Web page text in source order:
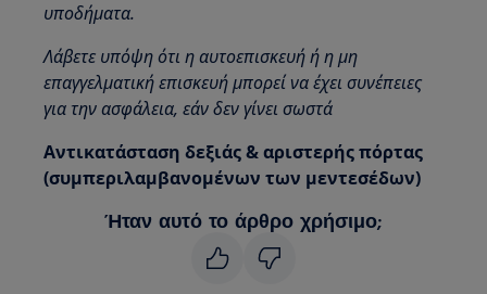
υποδήματα.
Λάβετε υπόψη ότι η αυτοεπισκευή ή η μη
επαγγελματική επισκευή μπορεί να έχει συνέπειες
για την ασφάλεια, εάν δεν γίνει σωστά
Αντικατάσταση δεξιάς & αριστερής πόρτας
(συμπεριλαμβανομένων των μεντεσέδων)
Ήταν αυτό το άρθρο χρήσιμο;